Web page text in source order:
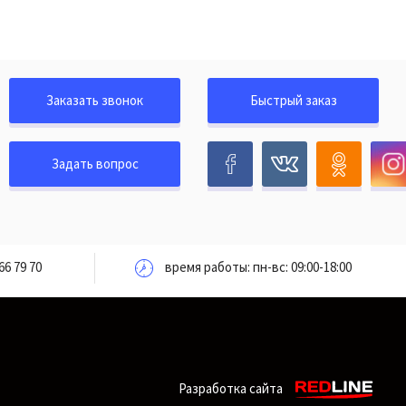
Заказать звонок
Задать вопрос
Быстрый заказ
79 70 время работы: пн-вс: 09:00-18:00
Разработка сайта